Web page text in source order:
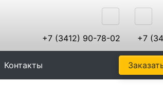
+7
+7 (3412) 90-78-02
Контакты